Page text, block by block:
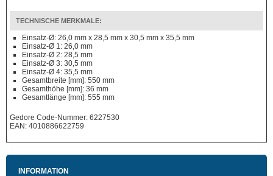
TECHNISCHE MERKMALE:
Einsatz-Ø: 26,0 mm x 28,5 mm x 30,5 mm x 35,5 mm
Einsatz-Ø 1: 26,0 mm
Einsatz-Ø 2: 28,5 mm
Einsatz-Ø 3: 30,5 mm
Einsatz-Ø 4: 35,5 mm
Gesamtbreite [mm]: 550 mm
Gesamthöhe [mm]: 36 mm
Gesamtlänge [mm]: 555 mm
Gedore Code-Nummer: 6227530
EAN: 4010886622759
INFORMATION